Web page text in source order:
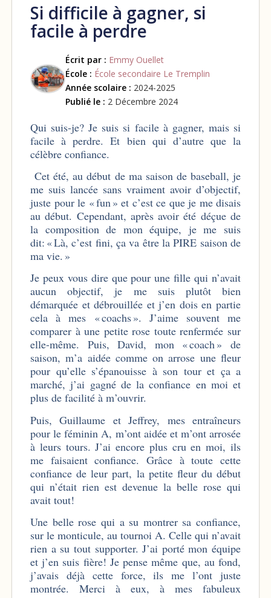
Si difficile à gagner, si
facile à perdre
Écrit par : Emmy Ouellet
École : École secondaire Le Tremplin
Année scolaire : 2024-2025
Publié le : 2 Décembre 2024
Qui suis-je? Je suis si facile à gagner, mais si
facile à perdre. Et bien qui d’autre que la
célèbre confiance.
Cet été, au début de ma saison de baseball, je
me suis lancée sans vraiment avoir d’objectif,
juste pour le « fun » et c’est ce que je me disais
au début. Cependant, après avoir été déçue de
la composition de mon équipe, je me suis
dit: « Là, c’est fini, ça va être la PIRE saison de
ma vie. »
Je peux vous dire que pour une fille qui n’avait
aucun objectif, je me suis plutôt bien
démarquée et débrouillée et j’en dois en partie
cela à mes « coachs ». J’aime souvent me
comparer à une petite rose toute renfermée sur
elle-même. Puis, David, mon « coach » de
saison, m’a aidée comme on arrose une fleur
pour qu’elle s’épanouisse à son tour et ça a
marché, j’ai gagné de la confiance en moi et
plus de facilité à m’ouvrir.
Puis, Guillaume et Jeffrey, mes entraîneurs
pour le féminin A, m’ont aidée et m’ont arrosée
à leurs tours. J’ai encore plus cru en moi, ils
me faisaient confiance. Grâce à toute cette
confiance de leur part, la petite fleur du début
qui n’était rien est devenue la belle rose qui
avait tout!
Une belle rose qui a su montrer sa confiance,
sur le monticule, au tournoi A. Celle qui n’avait
rien a su tout supporter. J’ai porté mon équipe
et j’en suis fière! Je pense même que, au fond,
j’avais déjà cette force, ils me l’ont juste
montrée. Merci à eux, à mes fabuleux